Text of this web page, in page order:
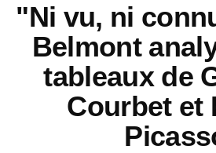
"Ni vu, ni
Belmont
tableaux de
Courbet et